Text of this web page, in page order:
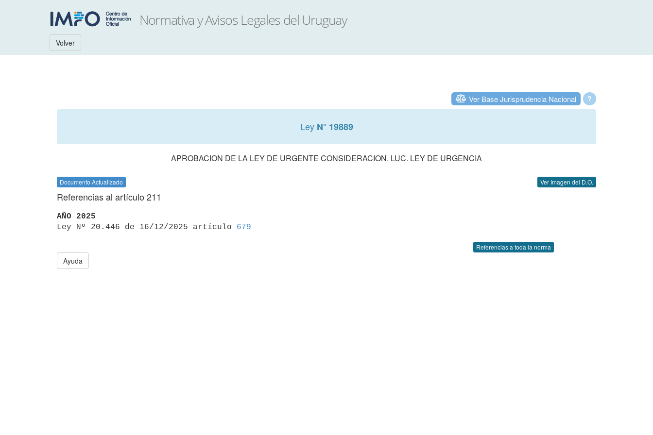
Volver
?
Ver Base Jurisprudencia Nacional
Ley N° 19889
APROBACION DE LA LEY DE URGENTE CONSIDERACION. LUC. LEY DE URGENCIA
Documento Actualizado Ver Imagen del D.O.
Referencias al artículo 211
AÑO 2025
Ley Nº 20.446 de 16/12/2025 artículo 679
Referencias a toda la norma
Ayuda